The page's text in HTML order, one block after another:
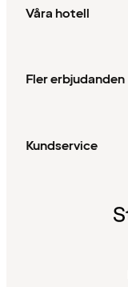
Våra hotell
Fler erbjudanden
Kundservice